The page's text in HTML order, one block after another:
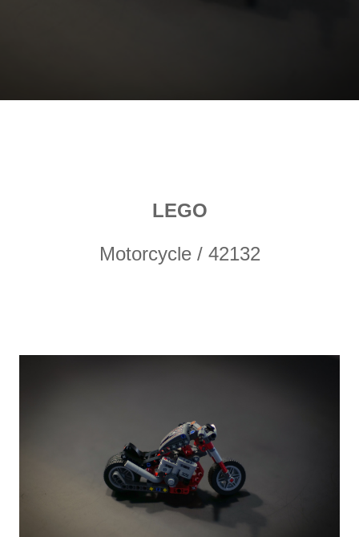
LEGO
Motorcycle / 42132